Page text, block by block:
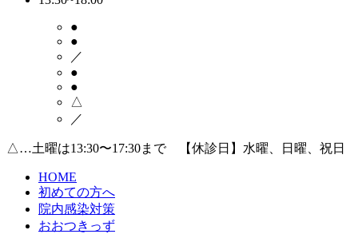
●
●
／
●
●
△
／
△…土曜は13:30〜17:30まで 【休診日】水曜、日曜、祝日
HOME
初めての方へ
院内感染対策
おおつきっず